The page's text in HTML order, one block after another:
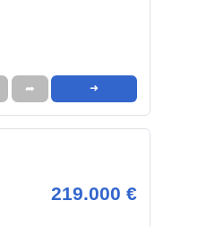
➦ ➜
219.000 €